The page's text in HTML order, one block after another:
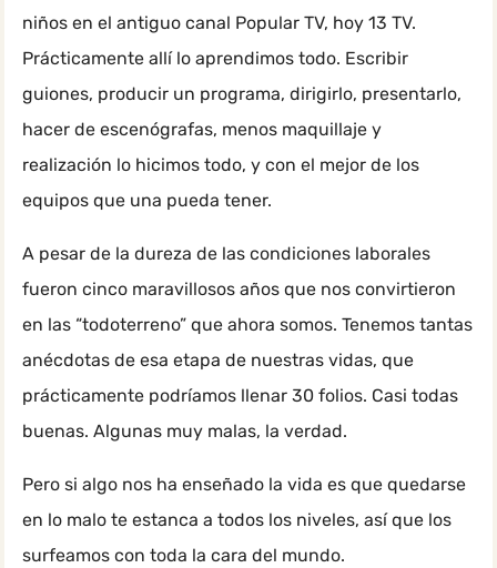
niños en el antiguo canal Popular TV, hoy 13 TV.
Prácticamente allí lo aprendimos todo. Escribir
guiones, producir un programa, dirigirlo, presentarlo,
hacer de escenógrafas, menos maquillaje y
realización lo hicimos todo, y con el mejor de los
equipos que una pueda tener.
A pesar de la dureza de las condiciones laborales
fueron cinco maravillosos años que nos convirtieron
en las “todoterreno” que ahora somos. Tenemos tantas
anécdotas de esa etapa de nuestras vidas, que
prácticamente podríamos llenar 30 folios. Casi todas
buenas. Algunas muy malas, la verdad.
Pero si algo nos ha enseñado la vida es que quedarse
en lo malo te estanca a todos los niveles, así que los
surfeamos con toda la cara del mundo.